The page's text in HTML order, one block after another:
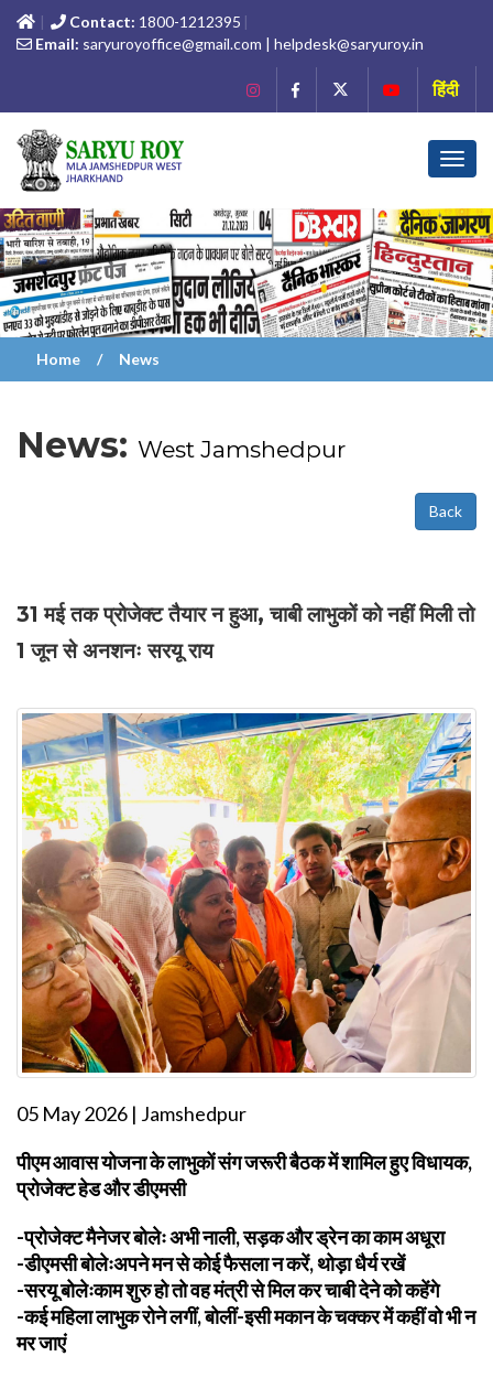
Contact: 1800-1212395
Email: saryuroyoffice@gmail.com | helpdesk@saryuroy.in
हिंदी
Home News
News: West Jamshedpur
Back
31 मई तक प्रोजेक्ट तैयार न हुआ, चाबी लाभुकों को नहीं मिली तो
1 जून से अनशनः सरयू राय
05 May 2026 | Jamshedpur
पीएम आवास योजना के लाभुकों संग जरूरी बैठक में शामिल हुए विधायक,
प्रोजेक्ट हेड और डीएमसी
-प्रोजेक्ट मैनेजर बोलेः अभी नाली, सड़क और ड्रेन का काम अधूरा
-डीएमसी बोलेःअपने मन से कोई फैसला न करें, थोड़ा धैर्य रखें
-सरयू बोलेःकाम शुरु हो तो वह मंत्री से मिल कर चाबी देने को कहेंगे
-कई महिला लाभुक रोने लगीं, बोलीं-इसी मकान के चक्कर में कहीं वो भी न
मर जाएं